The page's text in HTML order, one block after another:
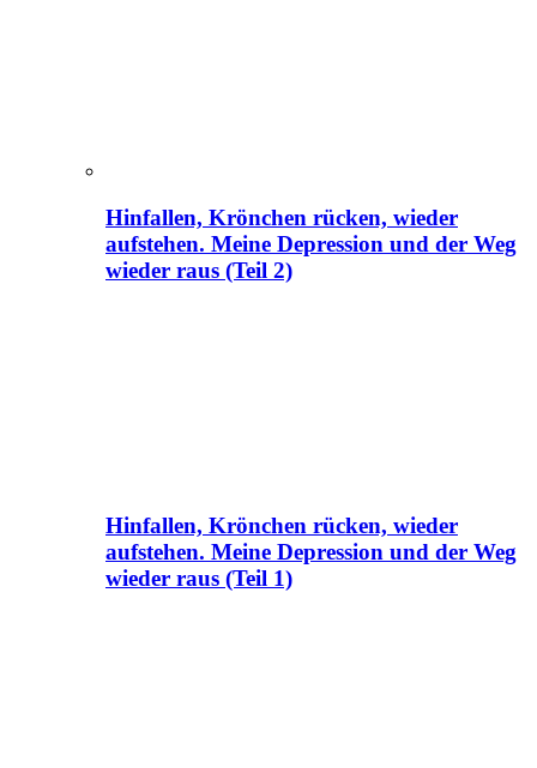
Hinfallen, Krönchen rücken, wieder
aufstehen. Meine Depression und der Weg
wieder raus (Teil 2)
Hinfallen, Krönchen rücken, wieder
aufstehen. Meine Depression und der Weg
wieder raus (Teil 1)